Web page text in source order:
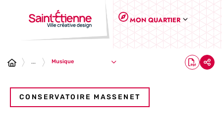
Panneau de gestion des cookies
MON QUARTIER
... Musique
CONSERVATOIRE MASSENET